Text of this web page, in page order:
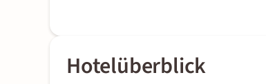
Hotelüberblick